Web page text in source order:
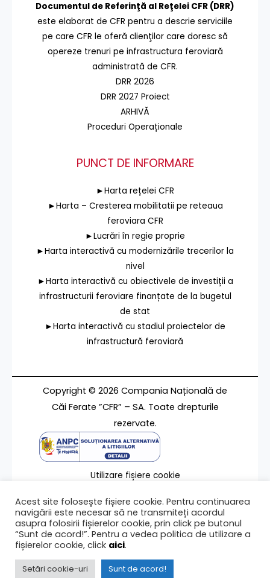
Documentul de Referinţă al Reţelei CFR (DRR)
este elaborat de CFR pentru a descrie serviciile
pe care CFR le oferă clienţilor care doresc să
opereze trenuri pe infrastructura feroviară
administrată de CFR.
DRR 2026
DRR 2027 Proiect
ARHIVĂ
Proceduri Operaționale
PUNCT DE INFORMARE
►Harta rețelei CFR
►Harta – Cresterea mobilitatii pe reteaua
feroviara CFR
►Lucrări în regie proprie
►Harta interactivă cu modernizările trecerilor la
nivel
►Harta interactivă cu obiectivele de investiții a
infrastructurii feroviare finanțate de la bugetul
de stat
►Harta interactivă cu stadiul proiectelor de
infrastructură feroviară
Copyright © 2026 Compania Națională de
Căi Ferate ”CFR” – SA. Toate drepturile
rezervate.
Utilizare fișiere cookie
Contact
Ultima modificare a paginii 26/08/2025
Acest site folosește fișiere cookie. Pentru continuarea
navigării este necesar să ne transmiteți acordul
asupra folosirii fișierelor cookie, prin click pe butonul
“Sunt de acord!”. Pentru a vedea politica de utilizare a
fișierelor cookie, click aici.
Setări cookie-uri Sunt de acord!